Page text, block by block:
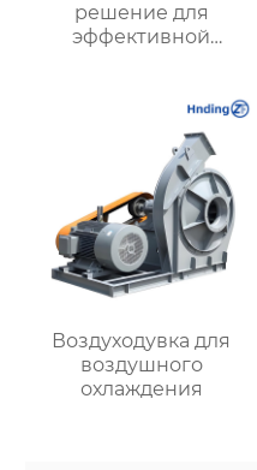
решение для
эффективной
Воздуходувка для
воздушного
охлаждения